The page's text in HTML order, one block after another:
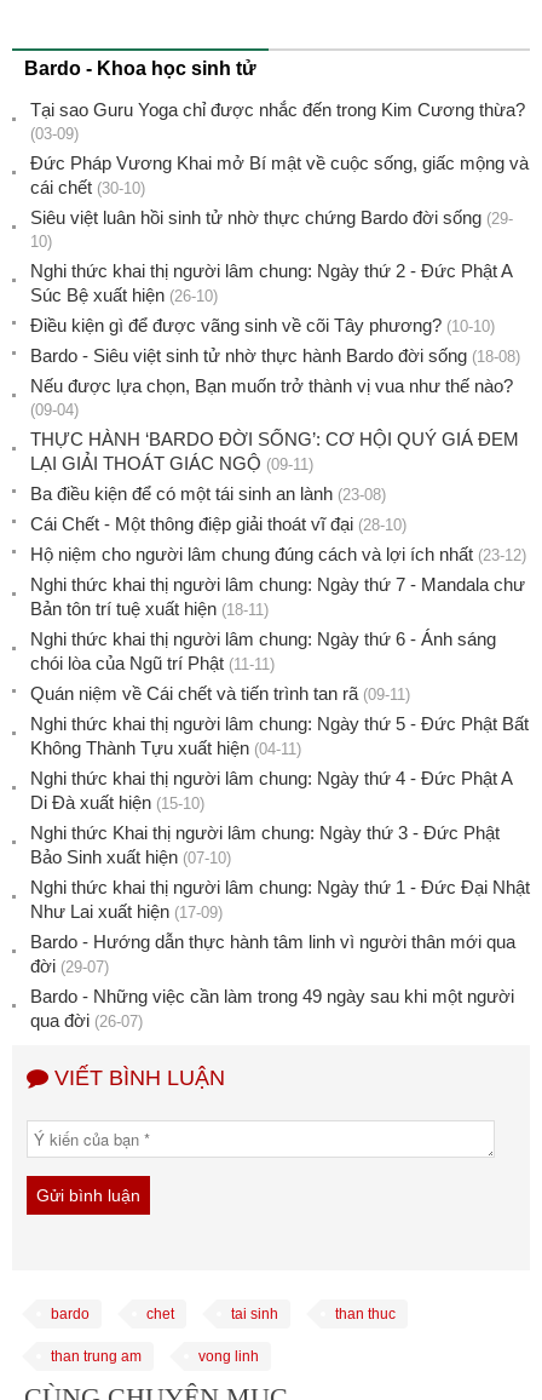
Bardo - Khoa học sinh tử
Tại sao Guru Yoga chỉ được nhắc đến trong Kim Cương thừa?
(03-09)
Đức Pháp Vương Khai mở Bí mật về cuộc sống, giấc mộng và
cái chết (30-10)
Siêu việt luân hồi sinh tử nhờ thực chứng Bardo đời sống (29-
10)
Nghi thức khai thị người lâm chung: Ngày thứ 2 - Đức Phật A
Súc Bệ xuất hiện (26-10)
Điều kiện gì để được vãng sinh về cõi Tây phương? (10-10)
Bardo - Siêu việt sinh tử nhờ thực hành Bardo đời sống (18-08)
Nếu được lựa chọn, Bạn muốn trở thành vị vua như thế nào?
(09-04)
THỰC HÀNH ‘BARDO ĐỜI SỐNG’: CƠ HỘI QUÝ GIÁ ĐEM
LẠI GIẢI THOÁT GIÁC NGỘ (09-11)
Ba điều kiện để có một tái sinh an lành (23-08)
Cái Chết - Một thông điệp giải thoát vĩ đại (28-10)
Hộ niệm cho người lâm chung đúng cách và lợi ích nhất (23-12)
Nghi thức khai thị người lâm chung: Ngày thứ 7 - Mandala chư
Bản tôn trí tuệ xuất hiện (18-11)
Nghi thức khai thị người lâm chung: Ngày thứ 6 - Ánh sáng
chói lòa của Ngũ trí Phật (11-11)
Quán niệm về Cái chết và tiến trình tan rã (09-11)
Nghi thức khai thị người lâm chung: Ngày thứ 5 - Đức Phật Bất
Không Thành Tựu xuất hiện (04-11)
Nghi thức khai thị người lâm chung: Ngày thứ 4 - Đức Phật A
Di Đà xuất hiện (15-10)
Nghi thức Khai thị người lâm chung: Ngày thứ 3 - Đức Phật
Bảo Sinh xuất hiện (07-10)
Nghi thức khai thị người lâm chung: Ngày thứ 1 - Đức Đại Nhật
Như Lai xuất hiện (17-09)
Bardo - Hướng dẫn thực hành tâm linh vì người thân mới qua
đời (29-07)
Bardo - Những việc cần làm trong 49 ngày sau khi một người
qua đời (26-07)
VIẾT BÌNH LUẬN
bardo chet tai sinh than thuc
than trung am vong linh